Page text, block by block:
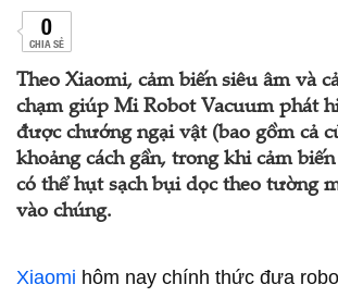
0
CHIA SẺ
Theo Xiaomi, cảm biến siêu âm và
chạm giúp Mi Robot Vacuum phát
được chướng ngại vật (bao gồm cả
khoảng cách gần, trong khi cảm
có thể hụt sạch bụi dọc theo tường
vào chúng.
Xiaomi hôm nay chính thức đưa